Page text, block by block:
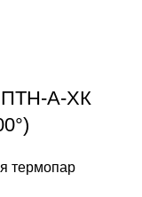
ПТН-А-ХК
термопар